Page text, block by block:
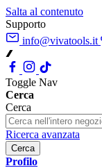
Salta al contenuto
Supporto
info@vivatools.it
Toggle Nav
Cerca
Cerca
Ricerca avanzata
Cerca
Profilo